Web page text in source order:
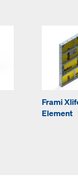
Frami
Element